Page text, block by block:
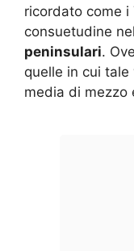
ricordato come i
consuetudine
peninsulari.
quelle in cui
media di mezzo